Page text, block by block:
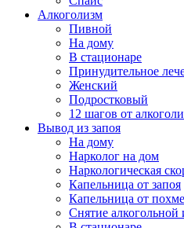
Алкоголизм
Пивной
На дому
В стационаре
Принудительное
Женский
Подростковый
12 шагов от
Вывод из запоя
На дому
Нарколог на дом
Наркологическая
Капельница от запоя
Капельница от
Снятие алкогольной